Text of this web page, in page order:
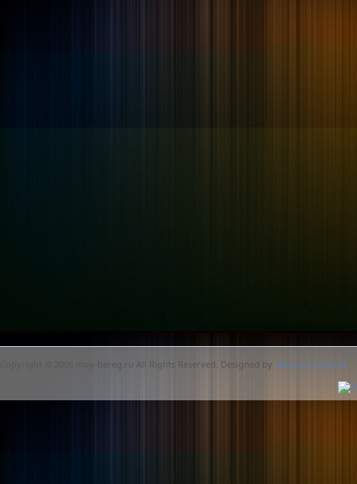
Copyright © 2005 moy-bereg.ru All Rights Reserved. Designed by Neotron ltd.faust